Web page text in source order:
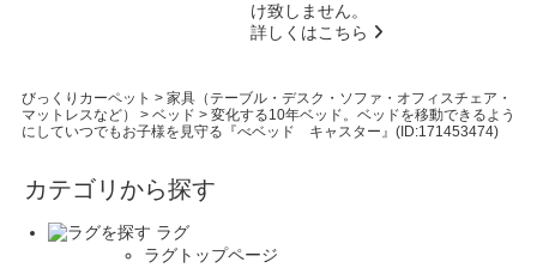
け致しません。
詳しくはこちら
びっくりカーペット > 家具（テーブル・デスク・ソファ・オフィスチェア・
マットレスなど）
> ベッド > 変化する10年ベッド。ベッドを移動できるよう
にしていつでもお子様を見守る『べベッド キャスター』(ID:171453474)
カテゴリから探す
ラグ
ラグトップページ